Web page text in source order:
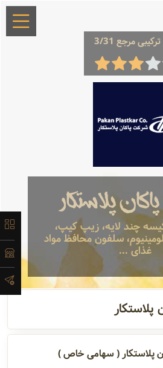
مرجع 3/31
پلاستکار
چند لایه، زیپ کیپ،
سلفون محافظ مواد
غذای ...
پلاستکار ( سهامی خاص )